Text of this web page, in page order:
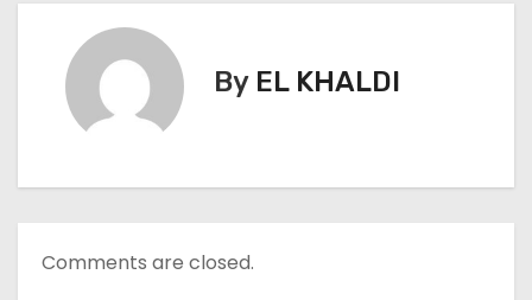
By EL KHALDI
Comments are closed.